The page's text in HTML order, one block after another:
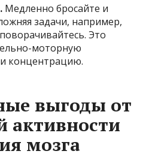
Медленно бросайте и
задачи, например,
Это
моторную
концентрацию.
выгоды от
активности
мозга